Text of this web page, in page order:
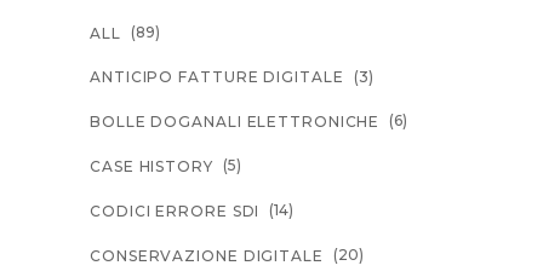
ALL (89)
ANTICIPO FATTURE DIGITALE (3)
BOLLE DOGANALI ELETTRONICHE (6)
CASE HISTORY (5)
CODICI ERRORE SDI (14)
CONSERVAZIONE DIGITALE (20)